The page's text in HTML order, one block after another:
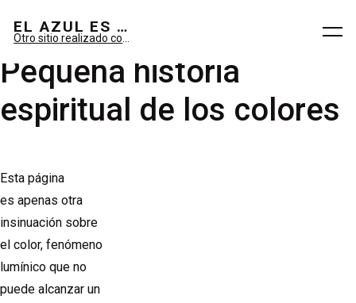
EL AZUL ES SUEÑO; EL VERDE ES IMAGINARIO
Pequeña historia
espiritual de los colores
Esta página
es apenas otra
insinuación sobre
el color, fenómeno
lumínico que no
puede alcanzar un